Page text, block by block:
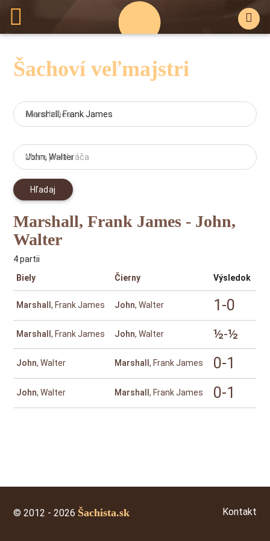
Šachoví veľmajstri
Meno hráča
Meno protihráča
Hľadaj
Marshall, Frank James - John,
Walter
4 partii
Biely
Čierny Výsledok
Marshall, Frank James John, Walter 1-0
Marshall, Frank James John, Walter ½-½
John, Walter Marshall, Frank James 0-1
John, Walter Marshall, Frank James 0-1
© 2012 - 2026 Šachista.sk Kontakt